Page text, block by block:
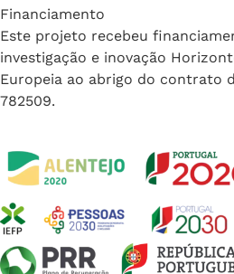
Financiamento
Este projeto recebeu
investigação e inovação
Europeia ao abrigo do contrato
782509.